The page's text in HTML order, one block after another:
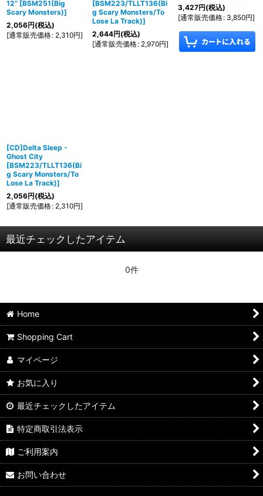
12” [BSM251(Big
Scary Monsters)]
2,056円(税込)
[通常販売価格: 2,310円]
[BSM223/TLLT136(Bi
g Scary Monsters/To
Lose La Track)]
2,644円(税込)
[通常販売価格: 2,970円]
3,427円(税込)
[通常販売価格: 3,850円]
[CD]Delta Sleep -
Ghost City
[BSM223/TLLT136(Bi
g Scary Monsters/To
Lose La Track)]
2,056円(税込)
[通常販売価格: 2,310円]
最近チェックしたアイテム
0件
Home
Shopping Cart
マイページ
お気に入り
最近チェックしたアイテム
特定商取引法表示
ご利用案内
お問い合わせ